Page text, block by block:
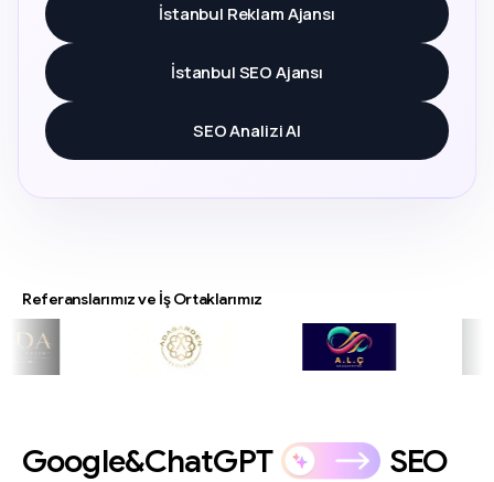
İstanbul Reklam Ajansı
İstanbul SEO Ajansı
SEO Analizi Al
Referanslarımız ve İş Ortaklarımız
Google&ChatGPT
SEO